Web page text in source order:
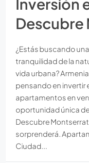
Inversión
Descubre
¿Estás buscando
tranquilidad de la
vida urbana?
pensando en invertir
apartamentos en
oportunidad única
Descubre
sorprenderá.
Ciudad...